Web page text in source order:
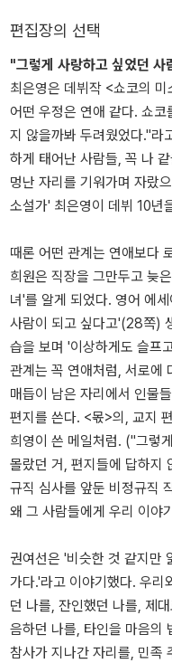
편집장의 선택
"그렇게 사랑하고 싶었던 사
최은영은 데뷔작 <쇼코의
어떤 우정은 연애 같다. 쇼
지 않을까봐 두려웠었다."라
하게 태어난 사람들, 꼭 나
멍난 자리를 기워가며 자랐
소설가' 최은영이 데뷔 10년
때론 어떤 관계는 연애보다
희원은 직장을 그만두고 늦
녀'를 알게 되었다. 영어 에
사람이 되고 싶다고'(28쪽)
습을 보며 '이상하게도 슬프
관계는 꼭 연애처럼, 서로에
매듭이 남은 자리에서 인물
편지를 쓴다. <몫>의, 교지
희영이 쓴 메일처럼. ("그렇
몰랐던 거, 편지들에 답하
규직 심사를 앞둔 비정규직
왜 그 사람들에게 우리 이야
권여선은 '비슷한 것 같지만
가다.'라고 이야기했다. 우리
던 나를, 잔인했던 나를, 제
음하던 나를, 타인을 마음의
참사가 지나간 자리를, 민족